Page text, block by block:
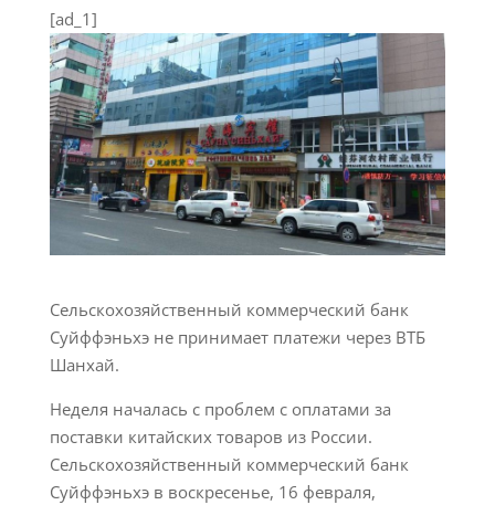
[ad_1]
Сельскохозяйственный коммерческий банк
Суйффэньхэ не принимает платежи через ВТБ
Шанхай.
Неделя началась с проблем с оплатами за
поставки китайских товаров из России.
Сельскохозяйственный коммерческий банк
Суйффэньхэ в воскресенье, 16 февраля,